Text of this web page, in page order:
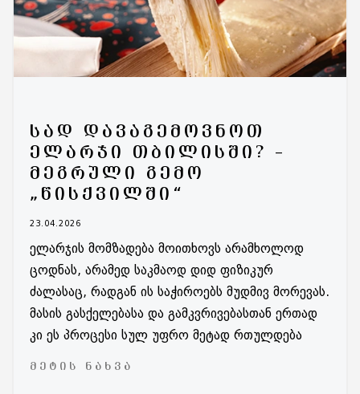
ᲡᲐᲓ ᲓᲐᲕᲐᲒᲔᲛᲝᲕᲜᲝᲗ
ᲔᲚᲐᲠᲯᲘ ᲗᲑᲘᲚᲘᲡᲨᲘ? –
ᲛᲔᲒᲠᲣᲚᲘ ᲒᲔᲛᲝ
„ᲬᲘᲡᲥᲕᲘᲚᲨᲘ“
23.04.2026
ელარჯის მომზადება მოითხოვს არამხოლოდ
ცოდნას, არამედ საკმაოდ დიდ ფიზიკურ
ძალასაც, რადგან ის საჭიროებს მუდმივ მორევას.
მასის გასქელებასა და გამკვრივებასთან ერთად
კი ეს პროცესი სულ უფრო მეტად რთულდება
ᲛᲔᲢᲘᲡ ᲜᲐᲮᲕᲐ